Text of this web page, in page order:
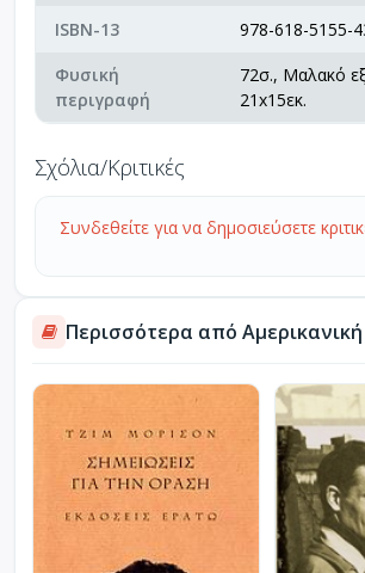
ISBN-13
978-618-5155-
Φυσική
περιγραφή
72σ., Μαλακό
21x15εκ.
Σχόλια/Κριτικές
Συνδεθείτε για να δημοσιεύσετε
Περισσότερα από